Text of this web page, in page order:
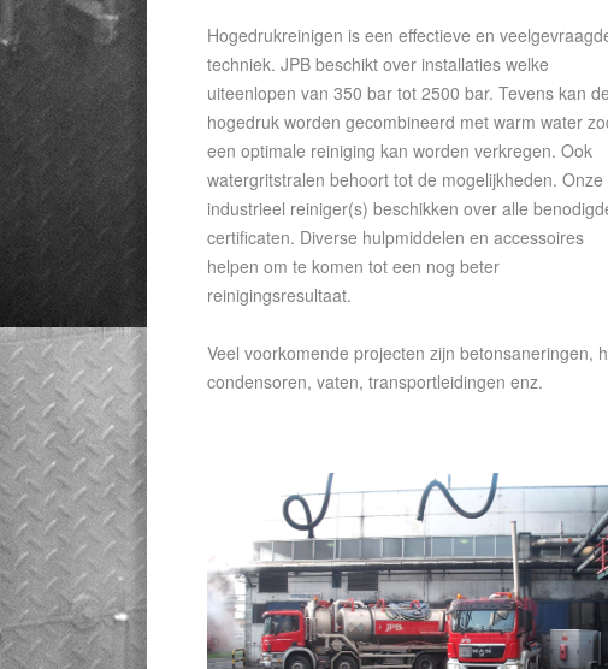
Hogedrukreinigen is een effectieve en
techniek. JPB beschikt over installaties welke
uiteenlopen van 350 bar tot 2500 bar. Tevens kan de
hogedruk worden gecombineerd met warm water
een optimale reiniging kan worden verkregen. Ook
watergritstralen behoort tot de mogelijkheden. Onze
industrieel reiniger(s) beschikken over alle
certificaten. Diverse hulpmiddelen en accessoires
helpen om te komen tot een nog beter
reinigingsresultaat.
Veel voorkomende projecten zijn betonsaneringen,
condensoren, vaten, transportleidingen enz.